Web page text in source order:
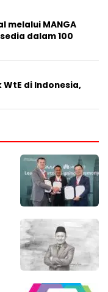
melalui MANGA
dalam 100
WtE di Indonesia,